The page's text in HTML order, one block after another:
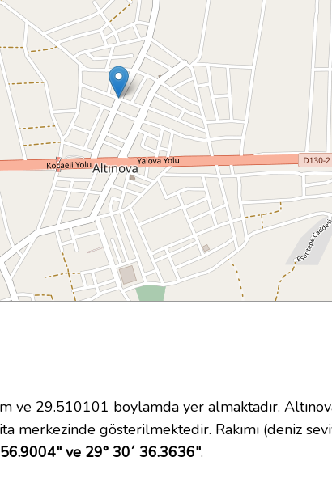
29.510101 boylamda yer almaktadır.
merkezinde gösterilmektedir. Rakımı (deniz
ve 29° 30´ 36.3636".